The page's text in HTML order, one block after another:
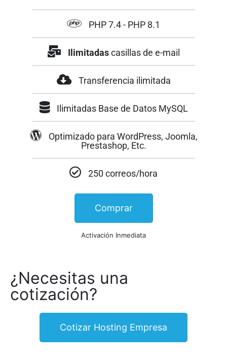
PHP 7.4 - PHP 8.1
Ilimitadascasillas de e-mail
Transferencia ilimitada
Ilimitadas Base de Datos MySQL
Optimizado para WordPress, Joomla,
Prestashop, Etc.
250 correos/hora
Comprar
Activación Inmediata
¿Necesitas una
cotización?
Cotizar Hosting Empresa